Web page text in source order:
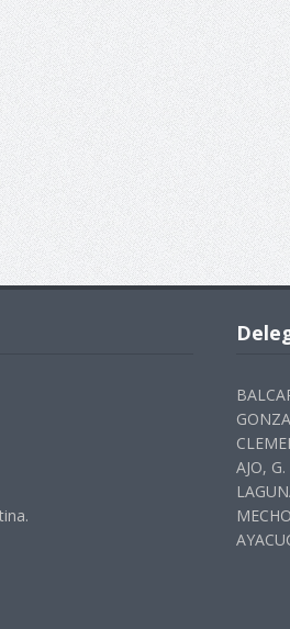
AJO,